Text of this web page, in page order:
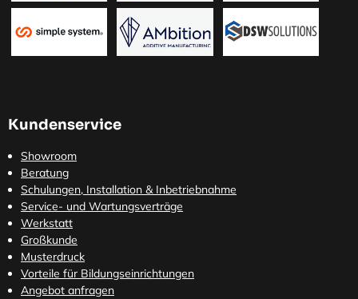
Kundenservice
Showroom
Beratung
Schulungen, Installation & Inbetriebnahme
Service- und Wartungsverträge
Werkstatt
Großkunde
Musterdruck
Vorteile für Bildungseinrichtungen
Angebot anfragen